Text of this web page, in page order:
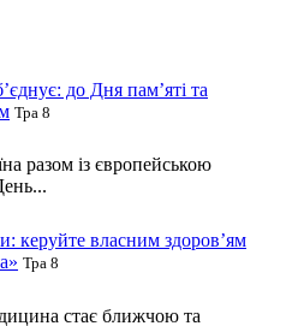
до Дня пам’яті та
Тра 8
разом із європейською
керуйте власним здоров’ям
Тра 8
стає ближчою та